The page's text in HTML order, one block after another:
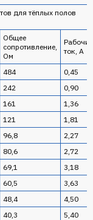
для тёплых полов
Общее
сопротивление,
Ом
Рабочий
ток, А
484
0,45
242
0,90
161
1,36
121
1,81
96,8
2,27
80,6
2,72
69,1
3,18
60,5
3,63
48,4
4,50
40,3
5,40